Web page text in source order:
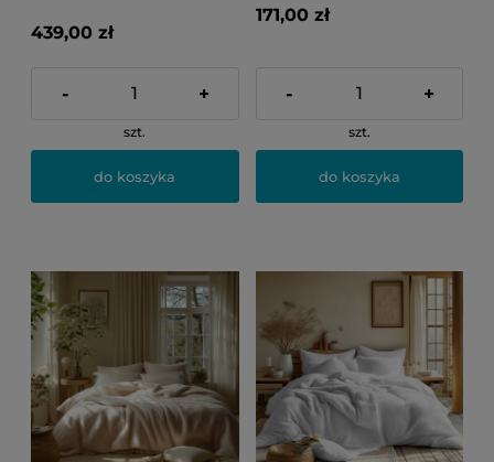
439,00 zł
- +
szt.
do koszyka
171,00 zł
- +
szt.
do koszyka